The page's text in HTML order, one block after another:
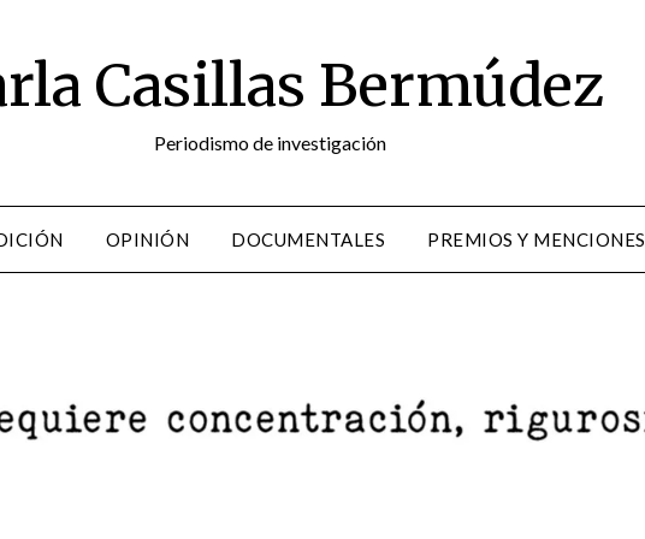
Casillas Bermúdez
Periodismo de investigación
OPINIÓN DOCUMENTALES PREMIOS Y MENCIONES